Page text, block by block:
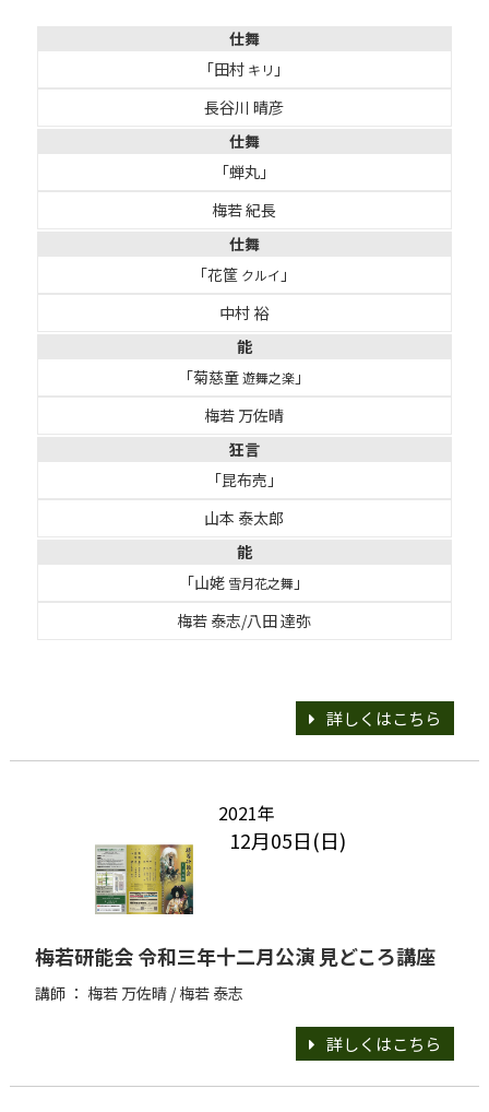
仕舞
「田村 キリ 」
長谷川 晴彦
仕舞
「蝉丸」
梅若 紀長
仕舞
「花筐 クルイ 」
中村 裕
能
「菊慈童遊舞之楽 」
梅若 万佐晴
狂言
「昆布売」
山本 泰太郎
能
「山姥 雪月花之舞 」
梅若 泰志/八田 達弥
詳しくはこちら
2021年
12月05日(日)
梅若研能会 令和三年十二月公演 見どころ講座
講師 ： 梅若 万佐晴 / 梅若 泰志
詳しくはこちら